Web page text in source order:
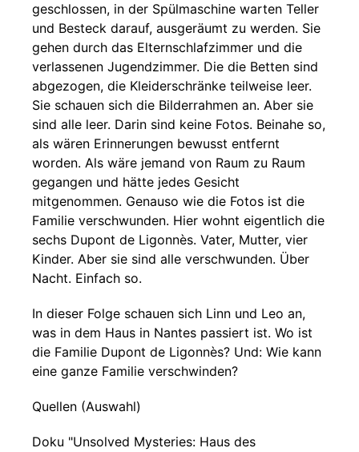
geschlossen, in der Spülmaschine warten Teller
und Besteck darauf, ausgeräumt zu werden. Sie
gehen durch das Elternschlafzimmer und die
verlassenen Jugendzimmer. Die die Betten sind
abgezogen, die Kleiderschränke teilweise leer.
Sie schauen sich die Bilderrahmen an. Aber sie
sind alle leer. Darin sind keine Fotos. Beinahe so,
als wären Erinnerungen bewusst entfernt
worden. Als wäre jemand von Raum zu Raum
gegangen und hätte jedes Gesicht
mitgenommen. Genauso wie die Fotos ist die
Familie verschwunden. Hier wohnt eigentlich die
sechs Dupont de Ligonnès. Vater, Mutter, vier
Kinder. Aber sie sind alle verschwunden. Über
Nacht. Einfach so.
In dieser Folge schauen sich Linn und Leo an,
was in dem Haus in Nantes passiert ist. Wo ist
die Familie Dupont de Ligonnès? Und: Wie kann
eine ganze Familie verschwinden?
Quellen (Auswahl)
Doku "Unsolved Mysteries: Haus des